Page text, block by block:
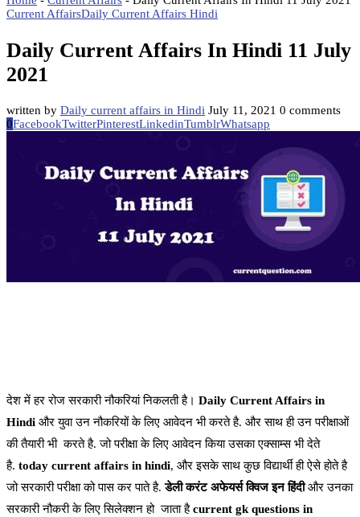
Current AffairsDaily Current Affairs Hindi
Daily Current Affairs In Hindi 11 July
2021
written by Daily current affairs in Hindi July 11, 2021 0 comments
0FacebookTwitterPinterestLinkedinTumblrWhatsapp
देश में हर रोज सरकारी नौकरियां निकलती है। Daily Current Affairs in
Hindi और युवा उन नौकरियों के लिए आवेदन भी करते है. और साथ ही उन परीक्षाओं
की तैयारी भी करते है. जो परीक्षा के लिए आवेदन किया उसका एक्साम्स भी देते
है. today current affairs in hindi, और इसके साथ कुछ विद्यार्थी ही ऐसे होते है
जो सरकारी परीक्षा को पास कर पाते है. डेली करंट अफेयर्स क्विज इन हिंदीऔर उनका
सरकारी नौकरी के लिए सिलेक्शन हो जाता हैcurrent gk questions in